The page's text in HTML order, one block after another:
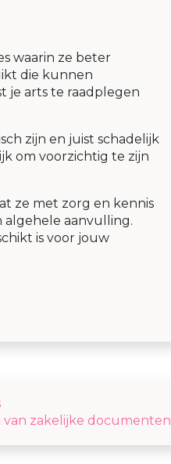
waarin ze beter
die kunnen
je arts te raadplegen
zijn en juist schadelijk
om voorzichtig te zijn
ze met zorg en kennis
algehele aanvulling.
is voor jouw
zakelijke documenten